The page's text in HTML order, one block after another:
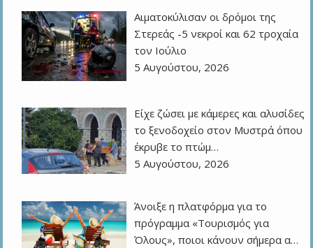
Αιματοκύλισαν οι δρόμοι της
Στερεάς -5 νεκροί και 62 τροχαία
τον Ιούλιο
5 Αυγούστου, 2026
Είχε ζώσει με κάμερες και αλυσίδες
το ξενοδοχείο στον Μυστρά όπου
έκρυβε το πτώμ…
5 Αυγούστου, 2026
Άνοιξε η πλατφόρμα για το
πρόγραμμα «Τουρισμός για
Όλους», ποιοι κάνουν σήμερα α…